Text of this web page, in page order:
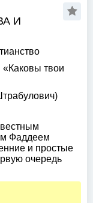
И
твои
Фаддеем
и простые
очередь